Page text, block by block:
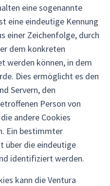
eine sogenannte
eine eindeutige Kennung
einer Zeichenfolge, durch
dem konkreten
werden können, in dem
Dies ermöglicht es den
Servern, den
Person von
andere Cookies
Ein bestimmter
über die eindeutige
identifiziert werden.
kann die Ventura